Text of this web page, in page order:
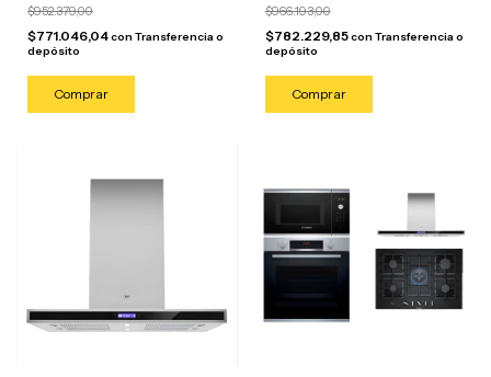
$952.379,00
$771.046,04con Transferencia o
depósito
$966.193,00
$782.229,85con Transferencia o
depósito